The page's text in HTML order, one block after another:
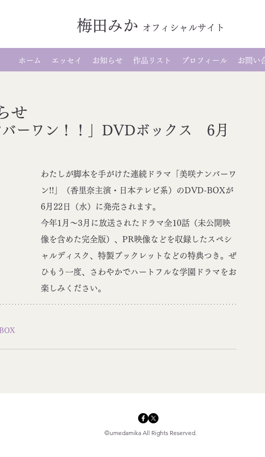
梅田みか オ フィシャルサイト
ホーム エッセイ お知らせ 作品リスト プロフィール お問い
バーワン！！」DVDボックス 6月
わたしが脚本を手がけた連続ドラマ「美咲ナンバーワ
ン!!」（香里奈主演・日本テレビ系）のDVD-BOXが
6月22日（水）に発売されます。
今年1月～3月に放送されたドラマ全10話（未公開映
像を含めた完全版）、PR映像などを収録したスペシ
ャルディスク、特製ブックレットなどの特典つき。ぜ
ひもう一度、さわやかでハートフルな学園ドラマをお
楽しみください。
せ
©umedamika All Rights Reserved.